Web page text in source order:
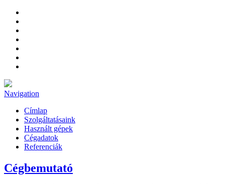
Navigation
Címlap
Szolgáltatásaink
Használt gépek
Cégadatok
Referenciák
Cégbemutató